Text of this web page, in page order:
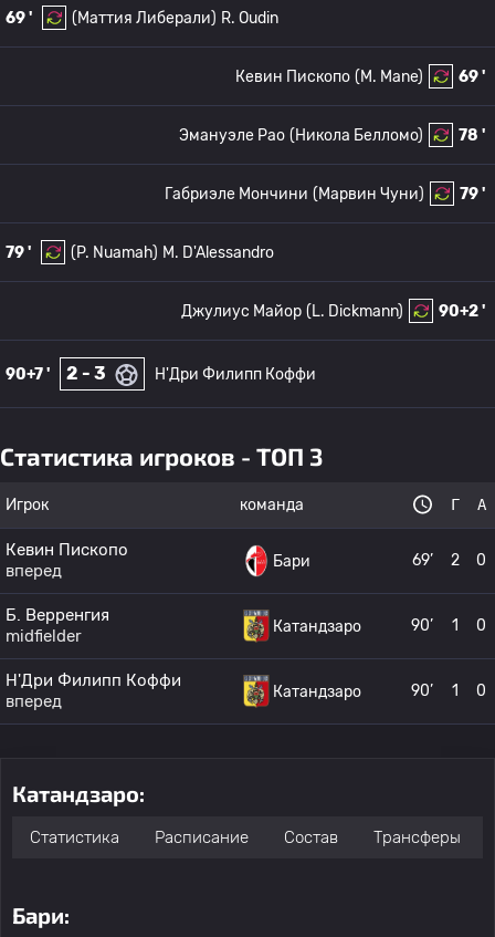
69 ' (Маттия Либерали) R. Oudin
69 '
(M. Mane)
Кевин Пископо
78 '
(Никола Белломо)
Эмануэле Рао
79 '
(Марвин Чуни)
Габриэле Мончини
79 ' (P. Nuamah) M. D'Alessandro
90+2 '
(L. Dickmann)
Джулиус Майор
90+7 ' 2 - 3 Н'Дри Филипп Коффи
Статистика игроков - ТОП 3
Игрок команда Г А
Кевин Пископо
вперед
Бари 69’ 2 0
Б. Верренгия
midfielder
Катандзаро 90’ 1 0
Н'Дри Филипп Коффи
вперед
Катандзаро 90’ 1 0
Катандзаро:
Статистика Расписание Состав Трансферы
Бари: